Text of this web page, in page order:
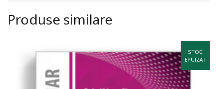
Produse similare
STOC
EPUIZAT